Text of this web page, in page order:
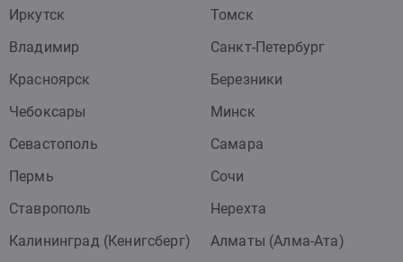
Иркутск
Томск
Владимир
Санкт-Петербург
Красноярск
Березники
Чебоксары
Минск
Севастополь
Самара
Пермь
Сочи
Ставрополь
Нерехта
Калининград (Кенигсберг)
Алматы (Алма-Ата)